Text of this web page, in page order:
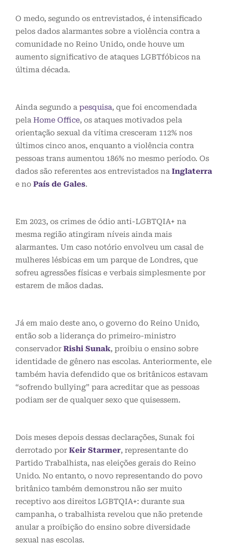
O medo, segundo os entrevistados, é intensificado
pelos dados alarmantes sobre a violência contra a
comunidade no Reino Unido, onde houve um
aumento significativo de ataques LGBTfóbicos na
última década.
Ainda segundo a pesquisa, que foi encomendada
pela Home Office, os ataques motivados pela
orientação sexual da vítima cresceram 112% nos
últimos cinco anos, enquanto a violência contra
pessoas trans aumentou 186% no mesmo período. Os
dados são referentes aos entrevistados na Inglaterra
e no País de Gales.
Em 2023, os crimes de ódio anti-LGBTQIA+ na
mesma região atingiram níveis ainda mais
alarmantes. Um caso notório envolveu um casal de
mulheres lésbicas em um parque de Londres, que
sofreu agressões físicas e verbais simplesmente por
estarem de mãos dadas.
Já em maio deste ano, o governo do Reino Unido,
então sob a liderança do primeiro-ministro
conservador Rishi Sunak, proibiu o ensino sobre
identidade de gênero nas escolas. Anteriormente, ele
também havia defendido que os britânicos estavam
“sofrendo bullying” para acreditar que as pessoas
podiam ser de qualquer sexo que quisessem.
Dois meses depois dessas declarações, Sunak foi
derrotado por Keir Starmer, representante do
Partido Trabalhista, nas eleições gerais do Reino
Unido. No entanto, o novo representando do povo
britânico também demonstrou não ser muito
receptivo aos direitos LGBTQIA+: durante sua
campanha, o trabalhista revelou que não pretende
anular a proibição do ensino sobre diversidade
sexual nas escolas.